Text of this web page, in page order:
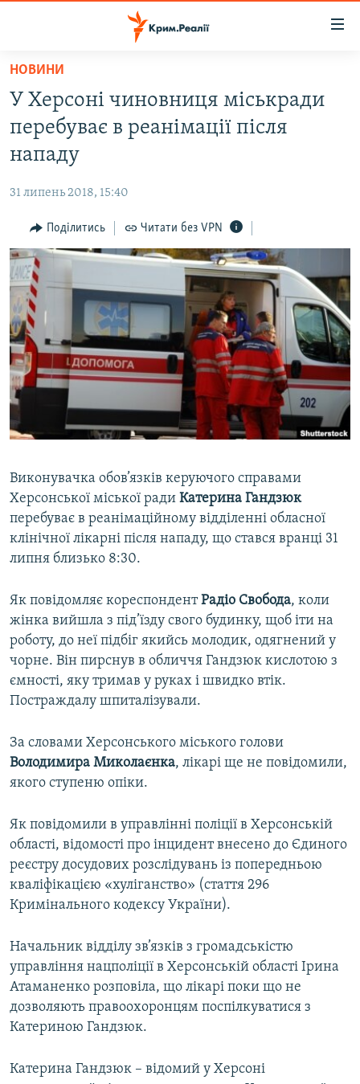
Перейти
основного
матеріалу
Перейти
до
основної
Перейти
до
пошуку
ВОДА.КРИМ
ВІДЕО ТА ФОТО
БЛОГИ
ПОГЛЯД
ІНТЕРВ'Ю
ВСЕ ЗА ДЕНЬ
СПЕЦПРОЕКТИ
ДЕПОРТАЦІЯ
ВІДЕОУРОКИ «ELIFBE»
СВІДЧЕННЯ ОКУПАЦІЇ
УКРАЇНСЬКА ПРОБЛЕМА КРИМУ
ЯК ОБІЙТИ БЛОКУВАННЯ
Русский
Qırımtatar
Усі сайти RFE/RL
НОВИНИ
У Херсоні чиновниця міськради
перебуває в реанімації після
нападу
31 липень 2018, 15:40
Поділитись Читати без VPN
Виконувачка обов’язків керуючого справами
Херсонської міської ради Катерина Гандзюк
перебуває в реанімаційному відділенні обласної
клінічної лікарні після нападу, що стався вранці 31
липня близько 8:30.
Як повідомляє кореспондентРадіо Свобода, коли
жінка вийшла з під’їзду свого будинку, щоб іти на
роботу, до неї підбіг якийсь молодик, одягнений у
чорне. Він пирснув в обличчя Гандзюк кислотою з
ємності, яку тримав у руках і швидко втік.
Постраждалу шпиталізували.
За словами Херсонського міського голови
Володимира Миколаєнка, лікарі ще не повідомили,
якого ступеню опіки.
Як повідомили в управлінні поліції в Херсонській
області, відомості про інцидент внесено до Єдиного
реєстру досудових розслідувань із попередньою
кваліфікацією «хуліганство» (стаття 296
Кримінального кодексу України).
Начальник відділу зв’язків з громадськістю
управління нацполіції в Херсонській області Ірина
Атаманенко розповіла, що лікарі поки що не
дозволяють правоохоронцям поспілкуватися з
Катериною Гандзюк.
Катерина Гандзюк – відомий у Херсоні